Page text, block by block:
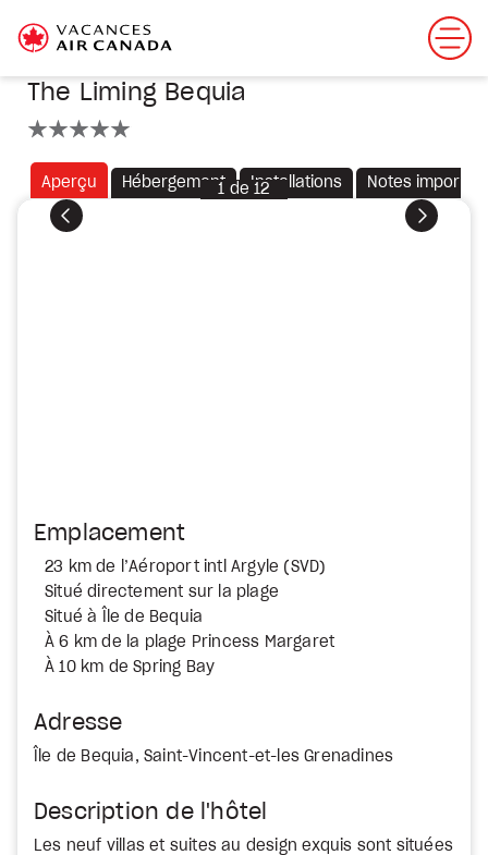
The Liming Bequia
Aperçu Hébergement Installations Notes
Précédent Suivant
1 de12
Emplacement
23 km de l’Aéroport intl Argyle (SVD)
Situé directement sur la plage
Situé à Île de Bequia
À 6 km de la plage Princess Margaret
À 10 km de Spring Bay
Adresse
Île de Bequia, Saint-Vincent-et-les Grenadines
Description de l'hôtel
Les neuf villas et suites au design exquis sont situées